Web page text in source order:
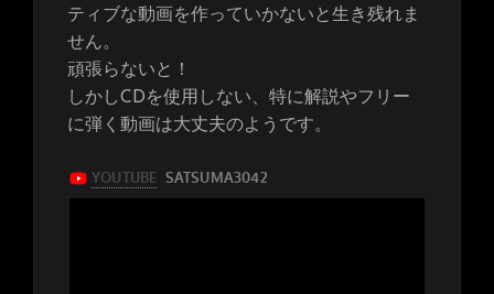
ティブな動画を作っていかないと生き残れま
せん。
頑張らないと！
しかしCDを使用しない、特に解説やフリー
に弾く動画は大丈夫のようです。